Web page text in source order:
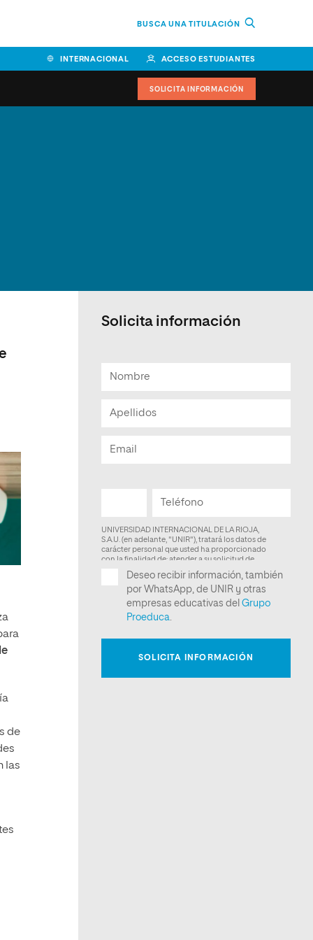
BUSCA UNA TITULACIÓN
INTERNACIONAL ACCESO ESTUDIANTES
SOLICITA INFORMACIÓN
de
las
Solicita información